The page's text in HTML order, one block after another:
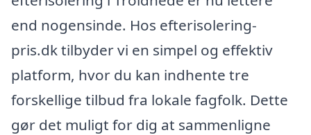
end nogensinde. Hos efterisolering-
pris.dk tilbyder vi en simpel og effektiv
platform, hvor du kan indhente tre
forskellige tilbud fra lokale fagfolk. Dette
gør det muligt for dig at sammenligne